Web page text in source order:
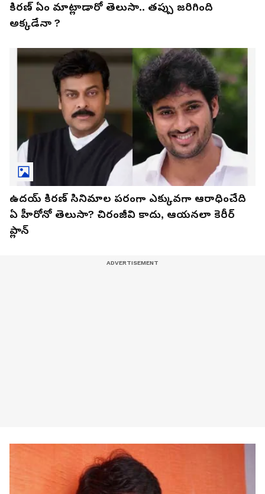
కిరణ్ ఏం మాట్లాడారో తెలుసా.. తప్పు జరిగింది
అక్కడేనా ?
ఉదయ్‌ కిరణ్‌ సినిమాల పరంగా ఎక్కువగా ఆరాధించేది
ఏ హీరోనో తెలుసా? చిరంజీవి కాదు, ఆయనలా కెరీర్
ప్లాన్